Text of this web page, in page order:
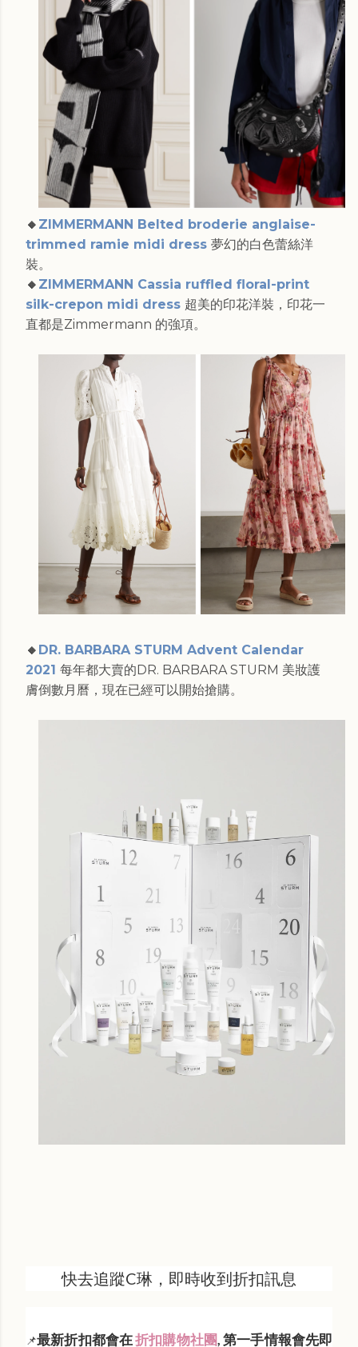
🔸 ZIMMERMANN Belted broderie anglaise-
trimmed ramie midi dress 夢幻的白色蕾絲洋
裝。
🔸 ZIMMERMANN Cassia ruffled floral-print
silk-crepon midi dress 超美的印花洋裝，印花一
直都是Zimmermann 的強項。
🔸 DR. BARBARA STURM Advent Calendar
2021 每年都大賣的DR. BARBARA STURM 美妝護
膚倒數月曆，現在已經可以開始搶購。
快去追蹤C琳，即時收到折扣訊息
📌最新折扣都會在折扣購物社團, 第一手情報會先即